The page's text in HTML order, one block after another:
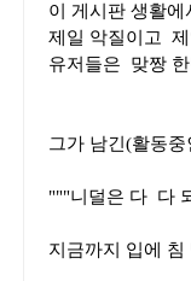
이 게시판 생활
제일 악질이고
유저들은 맞짱
그가 남긴(활동
"""니덜은 다 다
지금까지 입에